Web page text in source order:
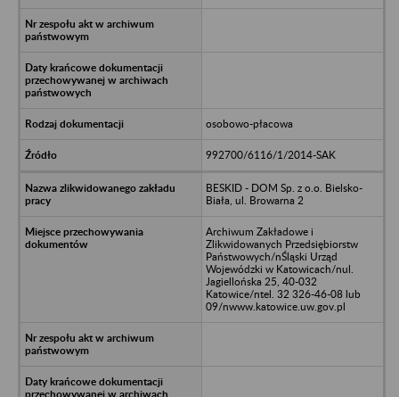
osobowo-płacowa
992700/6116/1/2014-SAK
BESKID - DOM Sp. z o.o. Bielsko-
Biała, ul. Browarna 2
Archiwum Zakładowe i
Zlikwidowanych Przedsiębiorstw
Państwowych/nŚląski Urząd
Wojewódzki w Katowicach/nul.
Jagiellońska 25, 40-032
Katowice/ntel. 32 326-46-08 lub
09/nwww.katowice.uw.gov.pl